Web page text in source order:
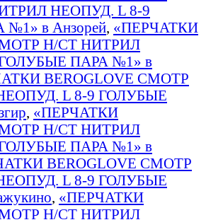
НЕОПУД. L 8-9
в Анзорей, «ПЕРЧАТКИ
Н/СТ НИТРИЛ
ПАРА №1» в
BEROGLOVE СМОТР
L 8-9 ГОЛУБЫЕ
, «ПЕРЧАТКИ
Н/СТ НИТРИЛ
ПАРА №1» в
BEROGLOVE СМОТР
L 8-9 ГОЛУБЫЕ
, «ПЕРЧАТКИ
Н/СТ НИТРИЛ